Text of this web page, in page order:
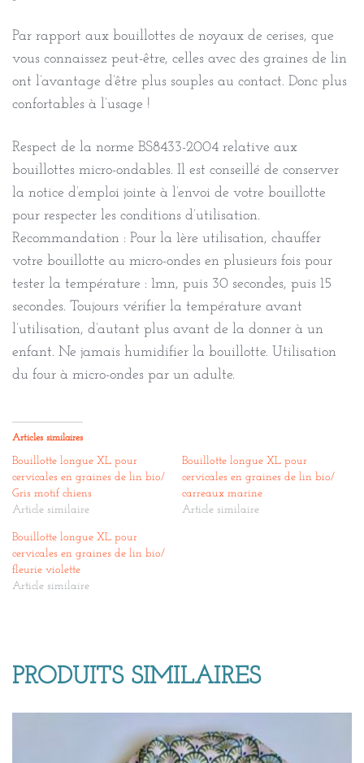
Par rapport aux bouillottes de noyaux de cerises, que
vous connaissez peut-être, celles avec des graines de lin
ont l’avantage d’être plus souples au contact. Donc plus
confortables à l’usage !
Respect de la norme BS8433-2004 relative aux
bouillottes micro-ondables. Il est conseillé de conserver
la notice d’emploi jointe à l’envoi de votre bouillotte
pour respecter les conditions d’utilisation.
Recommandation : Pour la 1ère utilisation, chauffer
votre bouillotte au micro-ondes en plusieurs fois pour
tester la température : 1mn, puis 30 secondes, puis 15
secondes. Toujours vérifier la température avant
l’utilisation, d’autant plus avant de la donner à un
enfant. Ne jamais humidifier la bouillotte. Utilisation
du four à micro-ondes par un adulte.
Articles similaires
Bouillotte longue XL pour
cervicales en graines de lin bio/
Gris motif chiens
Article similaire
Bouillotte longue XL pour
cervicales en graines de lin bio/
carreaux marine
Article similaire
Bouillotte longue XL pour
cervicales en graines de lin bio/
fleurie violette
Article similaire
PRODUITS SIMILAIRES